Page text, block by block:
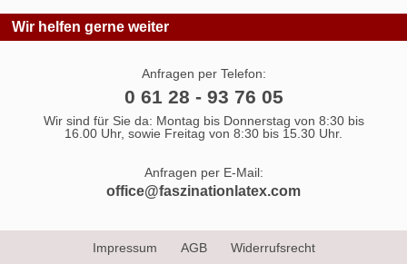
Wir helfen gerne weiter
Anfragen per Telefon:
0 61 28 - 93 76 05
Wir sind für Sie da: Montag bis Donnerstag von 8:30 bis
16.00 Uhr, sowie Freitag von 8:30 bis 15.30 Uhr.
Anfragen per E-Mail:
office@faszinationlatex.com
Impressum AGB Widerrufsrecht